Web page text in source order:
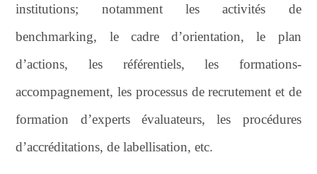
institutions; notamment les activités de
benchmarking, le cadre d’orientation, le plan
d’actions, les référentiels, les formations-
accompagnement, les processus de recrutement et de
formation d’experts évaluateurs, les procédures
d’accréditations, de labellisation, etc.